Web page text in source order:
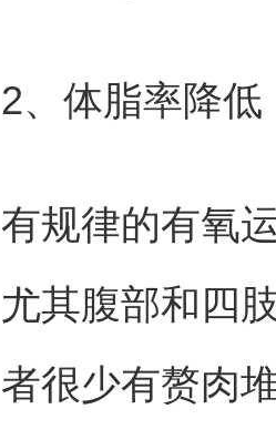
2、体脂率降低
有规律的有氧
尤其腹部和四
者很少有赘肉